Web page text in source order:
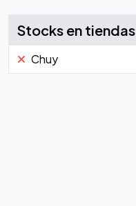
Stocks en tiendas
Chuy